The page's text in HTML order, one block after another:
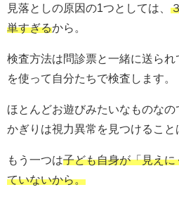
見落としの原因の1つとしては、
単すぎるから。
検査方法は問診票と一緒に送られ
を使って自分たちで検査します。
ほとんどお遊びみたいなものな
かぎりは視力異常を見つけること
もう一つは子ども自身が「見え
ていないから。